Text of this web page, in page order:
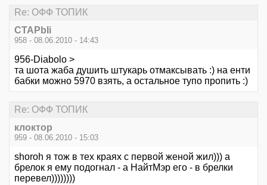
Re: ОФФ ТОПИК
CTAPbIi
958 - 08.06.2010 - 14:43
956-Diabolo >
та шота жаба душить штукарь отмаксывать :) на енти
бабки можно 5970 взять, а остальное тупо пропить :)
Re: ОФФ ТОПИК
клоктор
959 - 08.06.2010 - 15:03
shoroh я тож в тех краях с первой женой жил))) а
брелок я ему подогнал - а НайтМэр его - в брелки
перевел))))))))